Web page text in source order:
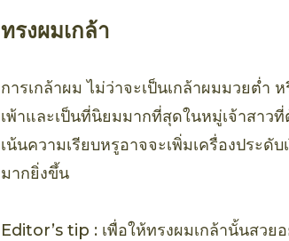
ทรงผมเกล้า
การเกล้าผม ไม่ว่าจะเป็นเกล้าผมมวยต่ำ
เพ้าและเป็นที่นิยมมากที่สุดในหมู่เจ้าสาว
เน้นความเรียบหรูอาจจะเพิ่มเครื่องประดั
มากยิ่งขึ้น
Editor’s tip : เพื่อให้ทรงผมเกล้านั้นสว